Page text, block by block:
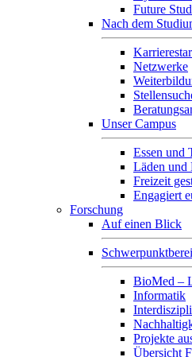
Future
Nach dem
Netzwerke
Unser Campus
Essen und
Läden und
Freizeit
Engagiert
Forschung
Auf einen Blick
BioMed –
Informatik
Projekte
Übersicht